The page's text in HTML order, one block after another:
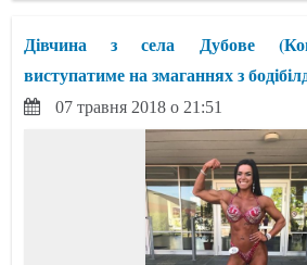
Дівчина з села Дубове
виступатиме на змаганнях з
07 травня 2018 о 21:51